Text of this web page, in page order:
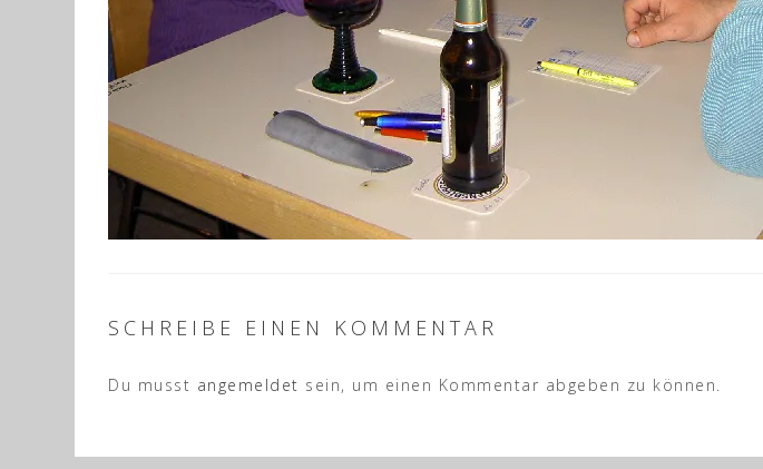
SCHREIBE EINEN KOMMENTAR
Du musst angemeldet sein, um einen Kommentar abgeben zu können.